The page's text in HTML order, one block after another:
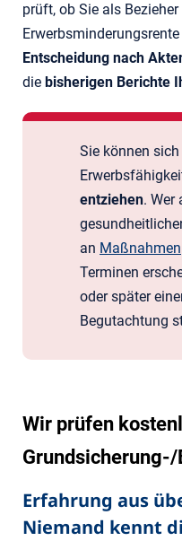
prüft, ob Sie als
Entscheidung nach
die bisherigen Berichte
Sie können
entziehen. Wer
an Maßnahmen
Terminen
oder später
Begutachtung
Wir prüfen
Erfahrung aus
Niemand kennt